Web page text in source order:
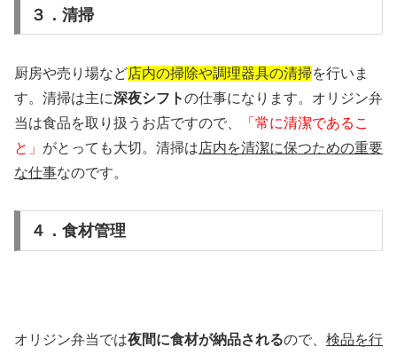
３．清掃
厨房や売り場など店内の掃除や調理器具の清掃を行いま
す。清掃は主に深夜シフトの仕事になります。オリジン弁
当は食品を取り扱うお店ですので、
「常に清潔であるこ
と」 がとっても大切。清掃は店内を清潔に保つための重要
な仕事なのです。
４．食材管理
オリジン弁当では夜間に食材が納品されるので、 検品を行